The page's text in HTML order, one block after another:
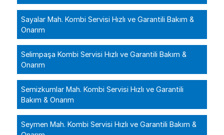
Sayalar Mah. Kombi Servisi Hızlı ve Garantili Bakım &
Onarım
Selimpaşa Kombi Servisi Hızlı ve Garantili Bakım &
Onarım
Semizkumlar Mah. Kombi Servisi Hızlı ve Garantili
Bakım & Onarım
Seymen Mah. Kombi Servisi Hızlı ve Garantili Bakım &